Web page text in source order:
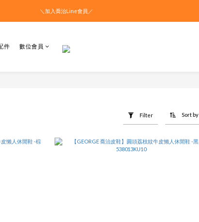
＼加入喬治Line會員／
件 數位會員
Filter Sort by